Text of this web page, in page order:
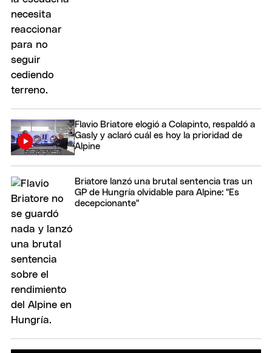
Flavio Briatore elogió a Colapinto, respaldó a
Gasly y aclaró cuál es hoy la prioridad de
Alpine
Briatore lanzó una brutal sentencia tras un
GP de Hungría olvidable para Alpine: "Es
decepcionante"